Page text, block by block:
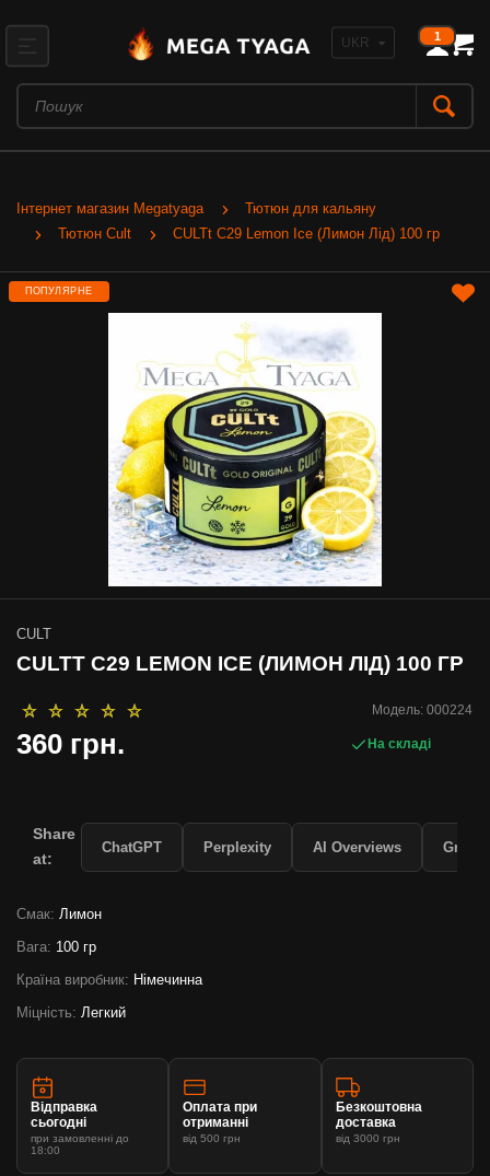
1
Інтернет магазин Megatyaga
Тютюн для кальяну
Тютюн Cult
CULTt C29 Lemon Ice (Лимон Лід) 100 гр
ПОПУЛЯРНЕ
Модель: 000224
CULT
CULTT C29 LEMON ICE (ЛИМОН ЛІД) 100 ГР
На складі
360 грн.
Смак: Лимон
Вага: 100 гр
Країна виробник: Німечинна
Міцність: Легкий
Відправка
сьогодні
при замовленні до
18:00
Оплата при
отриманні
від 500 грн
Безкоштовна
доставка
від 3000 грн
Share
at:
ChatGPT Perplexity AI Overviews Grok